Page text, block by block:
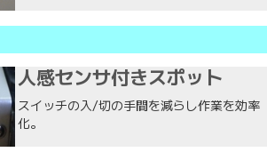
人感センサ付きスポット
スイッチの入/切の手間を減らし作業を効率
化。